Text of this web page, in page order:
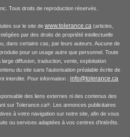
Tous droits de reproduction réservés.
sur le site de www.tolerance.ca(articles,
par des droits de propriété intellectuelle
dans certains cas, par leurs auteurs. Aucune de
pour un usage autre que personnel. Toute
diffusion, traduction, vente, exploitation
du site sans l'autorisation préalable écrite de
interdite. Pour information : info@tolerance.ca
des liens externes ni des contenus des
sur Tolerance.ca®. Les annonces publicitaires
à votre navigation sur notre site, afin de vous
ou services adaptées à vos centres d'intérêts.